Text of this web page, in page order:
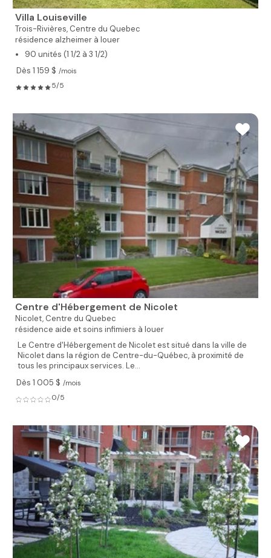
Villa Louiseville
Trois-Rivières, Centre du Quebec
résidence alzheimer à louer
90 unités (1 1/2 à 3 1/2)
Dès 1 159 $ /mois
5/5
Centre d'Hébergement de Nicolet
Nicolet, Centre du Quebec
résidence aide et soins infimiers à louer
Le Centre d'Hébergement de Nicolet est situé dans la ville de
Nicolet dans la région de Centre-du-Québec, à proximité de
tous les principaux services. Le...
Dès 1 005 $ /mois
0/5